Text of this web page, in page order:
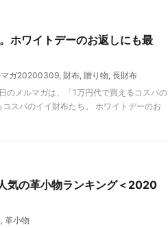
ホワイトデーのお返しにも最
マガ20200309, 財布, 贈り物, 長財布
のメルマガは、「1万円代で買えるコスパの
スパのイイ財布たち。 ホワイトデーのお
気の革小物ランキング＜2020
, 革小物